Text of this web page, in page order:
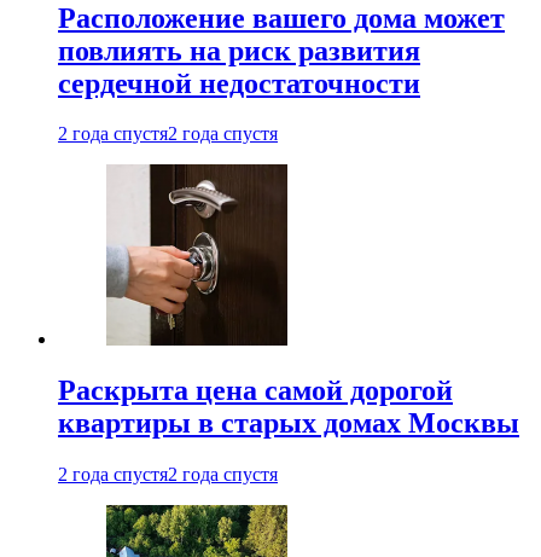
Расположение вашего дома может
повлиять на риск развития
сердечной недостаточности
2 года спустя2 года спустя
Раскрыта цена самой дорогой
квартиры в старых домах Москвы
2 года спустя2 года спустя